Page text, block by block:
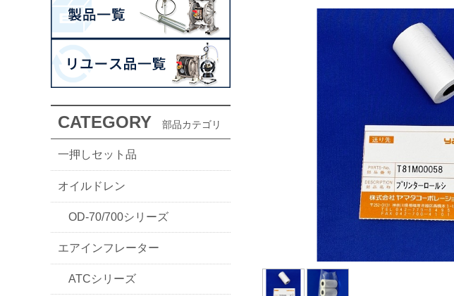
CATEGORY 部品カテゴリ
一押しセット品
オイルドレン
OD-70/700シリーズ
エアインフレーター
ATCシリーズ